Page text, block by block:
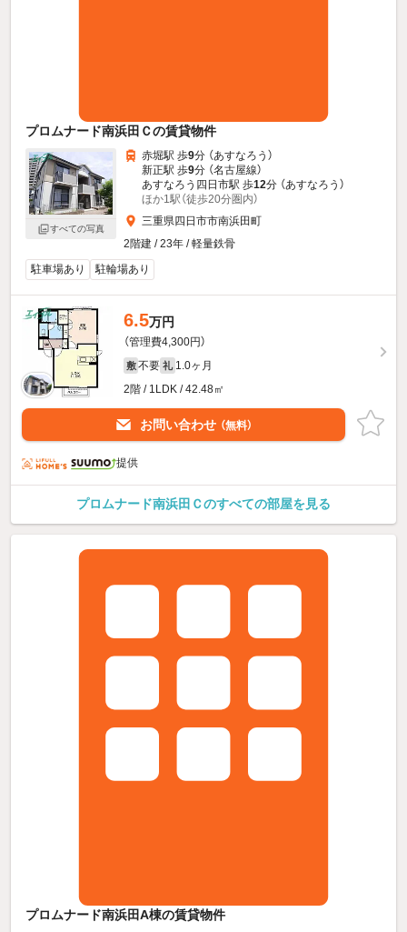
プロムナード南浜田Ｃの賃貸物件
すべての写真
赤堀駅 歩9分 （あすなろう）
新正駅 歩9分 （名古屋線）
あすなろう四日市駅 歩12分 （あすなろう）
ほか1駅（徒歩20分圏内）
三重県四日市市南浜田町
2階建 / 23年 / 軽量鉄骨
駐車場あり
駐輪場あり
6.5万円
（管理費4,300円）
敷 不要 礼 1.0ヶ月
2階 / 1LDK / 42.48㎡
お問い合わせ （無料）
提供
プロムナード南浜田Ｃのすべての部屋を見る
プロムナード南浜田A棟の賃貸物件